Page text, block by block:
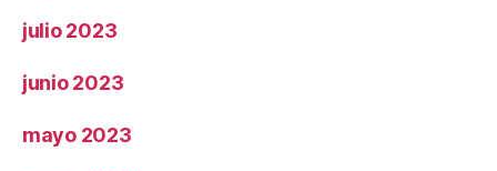
julio 2023
junio 2023
mayo 2023